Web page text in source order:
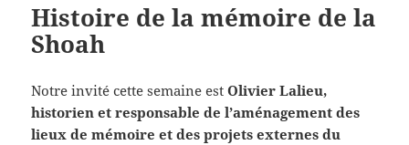
Histoire de la mémoire de la
Shoah
Notre invité cette semaine estOlivier Lalieu,
historien et responsable de l’aménagement des
lieux de mémoire et des projets externes du